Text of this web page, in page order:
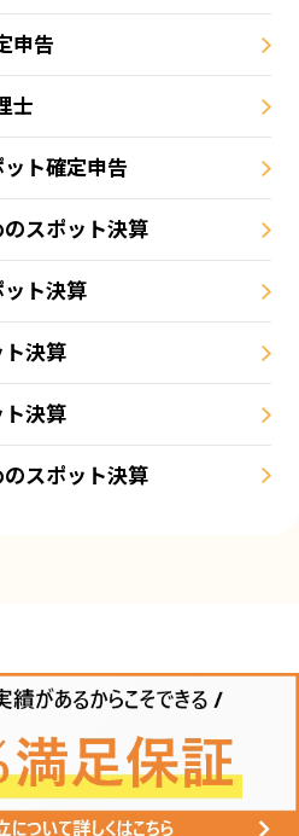
申告
士
ト確定申告
スポット決算
ト決算
決算
決算
スポット決算